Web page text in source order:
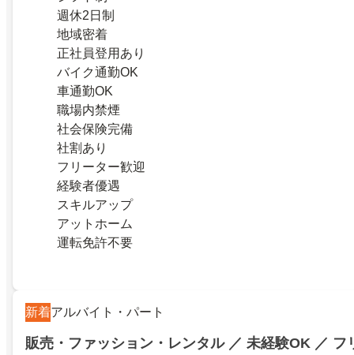
週休2日制
地域密着
正社員登用あり
バイク通勤OK
車通勤OK
職場内禁煙
社会保険完備
社割あり
フリーター歓迎
経験者優遇
スキルアップ
アットホーム
運転免許不要
新着アルバイト・パート
販売・ファッション・レンタル ／ 未経験OK ／ フ